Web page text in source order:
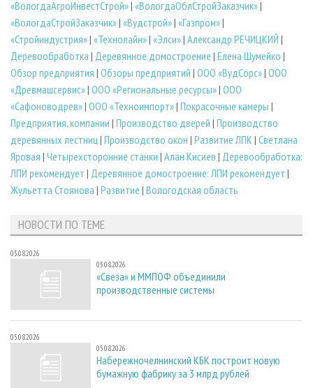
«ВологдаАгроИнвестСтрой»| «ВологдаОблСтройЗаказчик»|
«ВологдаСтройЗаказчик»| «Вудстрой»| «Газпром»|
«Стройиндустрия»| «Технолайн»| «Элси»| Александр РЕЧИЦКИЙ |
Деревообработка | Деревянное домостроение | Елена Шумейко |
Обзор предприятия | Обзоры предприятий | ООО «ВудСорс»| ООО
«Древмашсервис»| ООО «Региональные ресурсы»| ООО
«Сафоноводрев»| ООО «Техноимпорт»| Покрасочные камеры |
Предприятия, компании | Производство дверей | Производство
деревянных лестниц | Производство окон | Развитие ЛПК | Светлана
Яровая | Четырехсторонние станки | Алан Кисиев | Деревообработка:
ЛПИ рекомендует | Деревянное домостроение: ЛПИ рекомендует |
Жульетта Стоянова | Развитие | Вологодская область
НОВОСТИ ПО ТЕМЕ
05.08.2026
05.08.2026
«Свеза» и ММПОФ объединили
производственные системы
05.08.2026
05.08.2026
Набережночелнинский КБК построит новую
бумажную фабрику за 3 млрд рублей